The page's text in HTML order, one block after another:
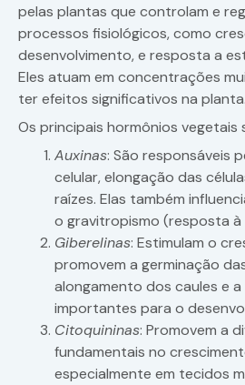
pelas plantas que controlam e
processos fisiológicos, como
desenvolvimento, e resposta a
Eles atuam em concentrações
ter efeitos significativos na planta.
Os principais hormônios vegetais
Auxinas: São responsáveis
celular, elongação das
raízes. Elas também
o gravitropismo (resposta à
Giberelinas: Estimulam o
promovem a germinação
alongamento dos caules e
importantes para o
Citoquininas: Promovem a
fundamentais no
especialmente em tecidos